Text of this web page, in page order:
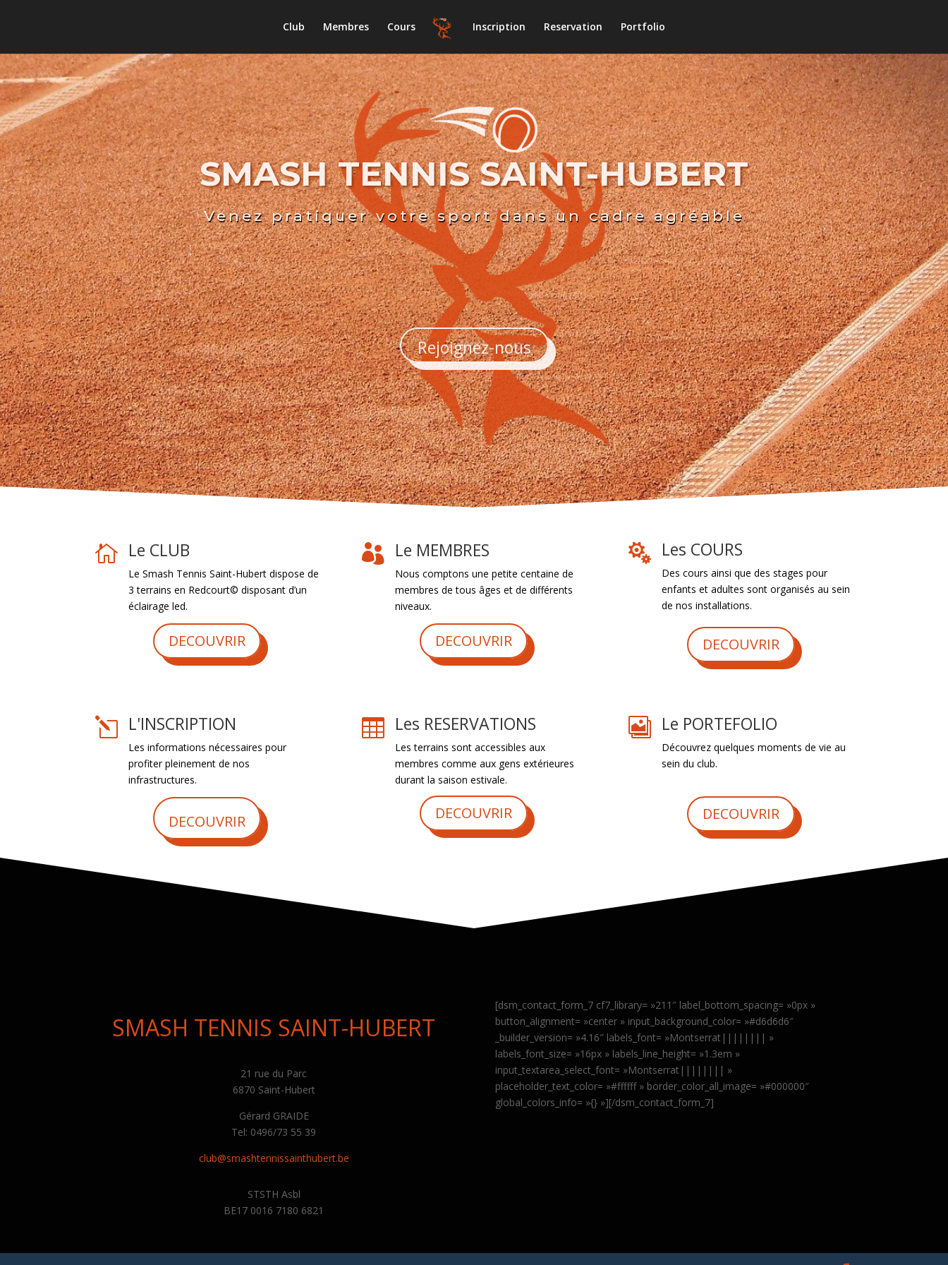
Club Membres Cours Inscription Reservation Portfolio
SMASH TENNIS SAINT-HUBERT
Venez pratiquer votre sport dans un cadre agréable
Rejoignez-nous
 Le CLUB
Le Smash Tennis Saint-Hubert dispose de
3 terrains en Redcourt© disposant d’un
éclairage led.
DECOUVRIR
 Le MEMBRES
Nous comptons une petite centaine de
membres de tous âges et de différents
niveaux.
DECOUVRIR
 Les COURS
Des cours ainsi que des stages pour
enfants et adultes sont organisés au sein
de nos installations.
DECOUVRIR
l L'INSCRIPTION
Les informations nécessaires pour
profiter pleinement de nos
infrastructures.
DECOUVRIR
 Les RESERVATIONS
Les terrains sont accessibles aux
membres comme aux gens extérieures
durant la saison estivale.
DECOUVRIR
 Le PORTEFOLIO
Découvrez quelques moments de vie au
sein du club.
DECOUVRIR
SMASH TENNIS SAINT-HUBERT
21 rue du Parc
6870 Saint-Hubert
Gérard GRAIDE
Tel: 0496/73 55 39
club@smashtennissainthubert.be
STSTH Asbl
BE17 0016 7180 6821
[dsm_contact_form_7 cf7_library= »211″ label_bottom_spacing= »0px »
button_alignment= »center » input_background_color= »#d6d6d6″
_builder_version= »4.16″ labels_font= »Montserrat|||||||| »
labels_font_size= »16px » labels_line_height= »1.3em »
input_textarea_select_font= »Montserrat|||||||| »
placeholder_text_color= »#ffffff » border_color_all_image= »#000000″
global_colors_info= »{} »][/dsm_contact_form_7]